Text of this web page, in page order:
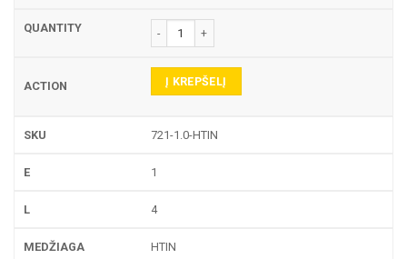
produkto kiekis: 721 TEKINIMO PLOKŠTELĖ
Į KREPŠELĮ
721-1.0-HTIN
1
4
HTIN